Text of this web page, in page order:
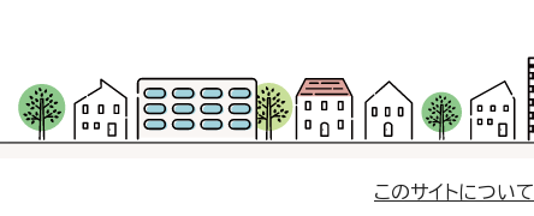
このサイトについて